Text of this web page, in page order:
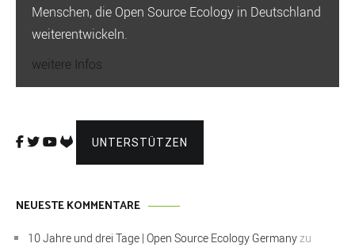
Menschen, die Open Source Ecology in Deutschland
weiterentwickeln.
weitere Infos
UNTERSTÜTZEN
NEUESTE KOMMENTARE
10 Jahre und drei Tage | Open Source Ecology Germanyzu